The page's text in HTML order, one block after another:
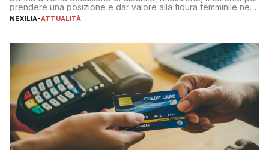
prendere una posizione e dar valore alla figura femminile nella
sua complessità e crucialità. A lanciare un messaggio “forte e
NEXILIA-ATTUALITÀ